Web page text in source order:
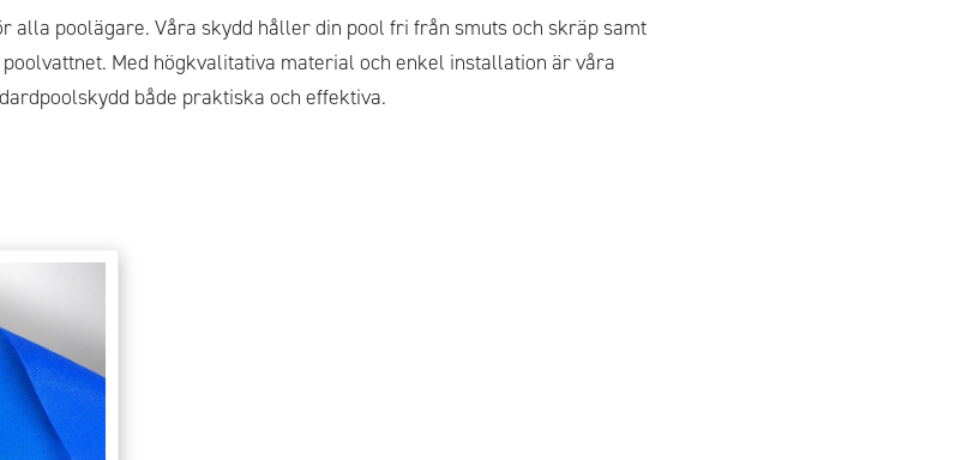
alla poolägare. Våra skydd håller din pool fri från smuts och skräp samt
Med högkvalitativa material och enkel installation är våra
både praktiska och effektiva.